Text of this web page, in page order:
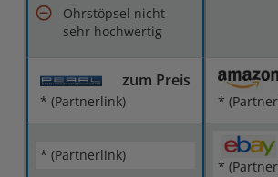
Ohrstöpsel nicht
sehr hochwertig
zum Preis
* (Partnerlink) *
* (Partnerlink)
*